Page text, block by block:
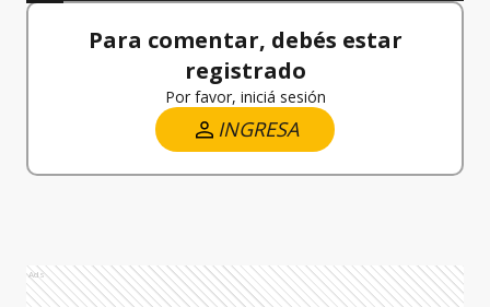
Para comentar, debés estar
registrado
Por favor, iniciá sesión
INGRESA
Ads